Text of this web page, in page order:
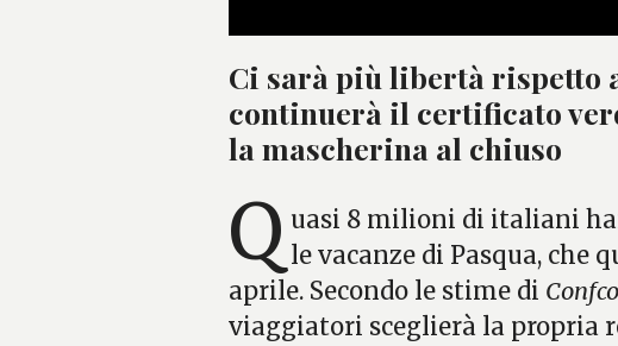
Ci sarà più libertà rispetto
continuerà il certificato
la mascherina al chiuso
Q uasi 8 milioni di italiani
le vacanze di Pasqua, che
aprile. Secondo le stime di
viaggiatori sceglierà la propria